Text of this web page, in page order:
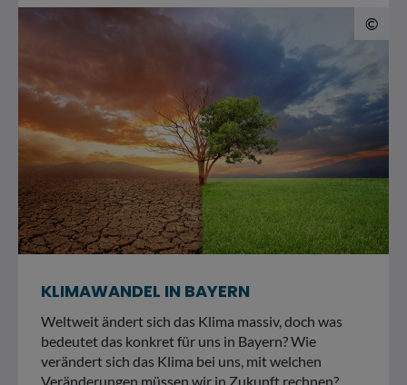
©
KLIMAWANDEL IN BAYERN
Weltweit ändert sich das Klima massiv, doch was
bedeutet das konkret für uns in Bayern? Wie
verändert sich das Klima bei uns, mit welchen
Veränderungen müssen wir in Zukunft rechnen?